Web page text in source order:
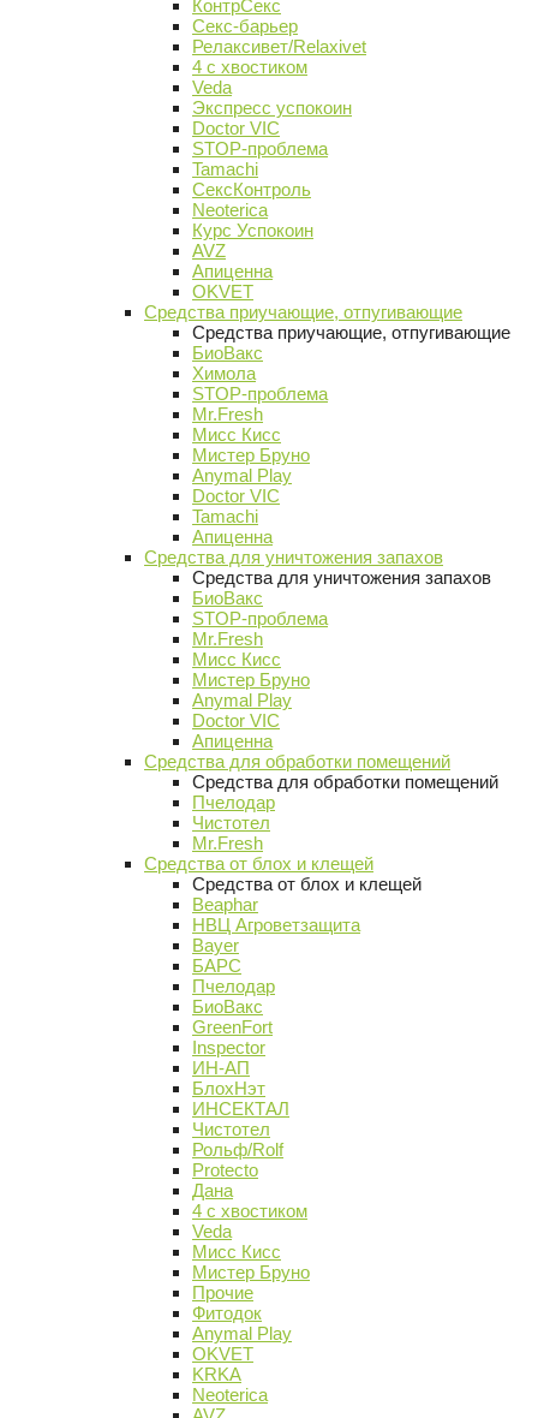
КонтрСекс
Секс-барьер
Релаксивет/Relaxivet
4 с хвостиком
Veda
Экспресс успокоин
Doctor VIC
STOP-проблема
Tamachi
СексКонтроль
Neoterica
Курс Успокоин
AVZ
Апиценна
OKVET
Средства приучающие, отпугивающие
Средства приучающие, отпугивающие
БиоВакс
Химола
STOP-проблема
Mr.Fresh
Мисс Кисс
Мистер Бруно
Anymal Play
Doctor VIC
Tamachi
Апиценна
Средства для уничтожения запахов
Средства для уничтожения запахов
БиоВакс
STOP-проблема
Mr.Fresh
Мисс Кисс
Мистер Бруно
Anymal Play
Doctor VIC
Апиценна
Средства для обработки помещений
Средства для обработки помещений
Пчелодар
Чистотел
Mr.Fresh
Средства от блох и клещей
Средства от блох и клещей
Beaphar
НВЦ Агроветзащита
Bayer
БАРС
Пчелодар
БиоВакс
GreenFort
Inspector
ИН-АП
БлохНэт
ИНСЕКТАЛ
Чистотел
Рольф/Rolf
Protecto
Дана
4 с хвостиком
Veda
Мисс Кисс
Мистер Бруно
Прочие
Фитодок
Anymal Play
OKVET
KRKA
Neoterica